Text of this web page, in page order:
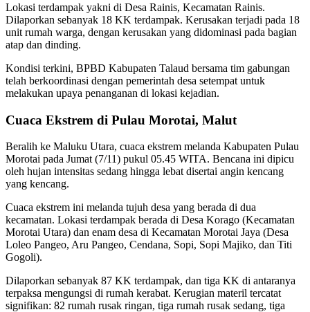
Lokasi terdampak yakni di Desa Rainis, Kecamatan Rainis.
Dilaporkan sebanyak 18 KK terdampak. Kerusakan terjadi pada 18
unit rumah warga, dengan kerusakan yang didominasi pada bagian
atap dan dinding.
Kondisi terkini, BPBD Kabupaten Talaud bersama tim gabungan
telah berkoordinasi dengan pemerintah desa setempat untuk
melakukan upaya penanganan di lokasi kejadian.
Cuaca Ekstrem di Pulau Morotai, Malut
Beralih ke Maluku Utara, cuaca ekstrem melanda Kabupaten Pulau
Morotai pada Jumat (7/11) pukul 05.45 WITA. Bencana ini dipicu
oleh hujan intensitas sedang hingga lebat disertai angin kencang
yang kencang.
Cuaca ekstrem ini melanda tujuh desa yang berada di dua
kecamatan. Lokasi terdampak berada di Desa Korago (Kecamatan
Morotai Utara) dan enam desa di Kecamatan Morotai Jaya (Desa
Loleo Pangeo, Aru Pangeo, Cendana, Sopi, Sopi Majiko, dan Titi
Gogoli).
Dilaporkan sebanyak 87 KK terdampak, dan tiga KK di antaranya
terpaksa mengungsi di rumah kerabat. Kerugian materil tercatat
signifikan: 82 rumah rusak ringan, tiga rumah rusak sedang, tiga